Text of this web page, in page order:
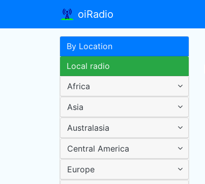
oiRadio
By Location
Local radio
Africa
Asia
Australasia
Central America
Europe